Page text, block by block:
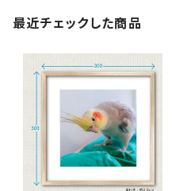
最近チェックした商品